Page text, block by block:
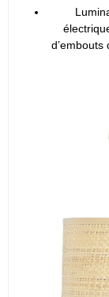
d’embouts